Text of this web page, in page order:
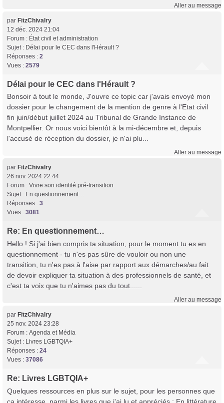
Aller au message
par FitzChivalry
12 déc. 2024 21:04
Forum : État civil et administration
Sujet : Délai pour le CEC dans l'Hérault ?
Réponses : 2
Vues : 2579
Délai pour le CEC dans l'Hérault ?
Bonsoir à tout le monde, J'ouvre ce topic car j'avais envoyé mon
dossier pour le changement de la mention de genre à l'Etat civil
fin juin/début juillet 2024 au Tribunal de Grande Instance de
Montpellier. Or nous voici bientôt à la mi-décembre et, depuis
l'accusé de réception du dossier, je n'ai plu...
Aller au message
par FitzChivalry
26 nov. 2024 22:44
Forum : Vivre son identité pré-transition
Sujet : En questionnement…
Réponses : 3
Vues : 3081
Re: En questionnement…
Hello ! Si j'ai bien compris ta situation, pour le moment tu es en
questionnement - tu n'es pas sûre de vouloir ou non une
transition, tu n'es pas à l'aise par rapport aux démarches/au fait
de devoir expliquer ta situation à des professionnels de santé, et
c'est ta voix que tu n'aimes pas du tout......
Aller au message
par FitzChivalry
25 nov. 2024 23:28
Forum : Agenda et Média
Sujet : Livres LGBTQIA+
Réponses : 24
Vues : 37086
Re: Livres LGBTQIA+
Quelques ressources en plus sur le sujet, pour les personnes que